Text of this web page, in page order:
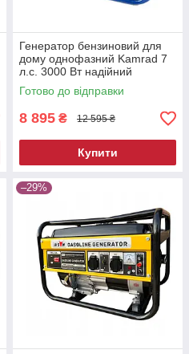
Генератор бензиновий для
дому однофазний Kamrad 7
л.с. 3000 Вт надійний
генератор бензиновий
генератор для приватного
дому
Готово до відправки
8 895 ₴ 12 595 ₴
Купити
–29%